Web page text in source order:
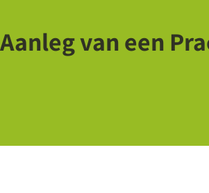
van een